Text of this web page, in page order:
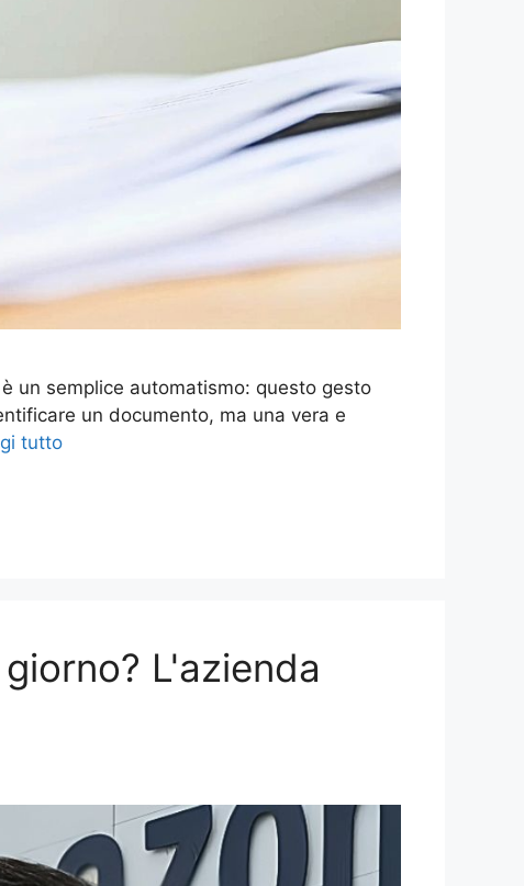
un semplice automatismo: questo gesto
un documento, ma una vera e
tutto
L'azienda